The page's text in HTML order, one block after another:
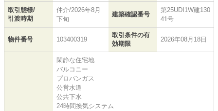
取引態様/
引渡時期
仲介/2026年8月
下旬
建築確認番号
第25UDI1W建130
41号
物件番号 103400319
取引条件の有
効期限
2026年08月18日
閑静な住宅地
バルコニー
プロパンガス
公営水道
公共下水
24時間換気システム